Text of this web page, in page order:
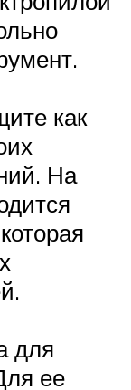
как
На
для
ее